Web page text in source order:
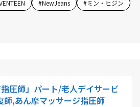
#NewJeans #ミン・ヒジン
指圧師」パート/老人デイサービ
師,あん摩マッサージ指圧師